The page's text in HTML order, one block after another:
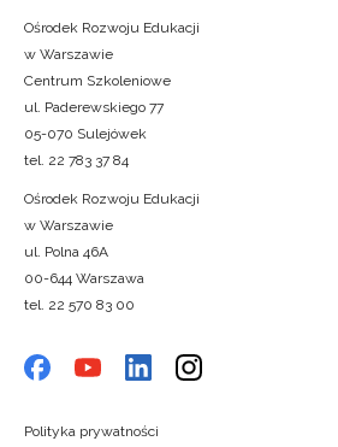
Ośrodek Rozwoju Edukacji
w Warszawie
Centrum Szkoleniowe
ul. Paderewskiego 77
05-070 Sulejówek
tel. 22 783 37 84
Ośrodek Rozwoju Edukacji
w Warszawie
ul. Polna 46A
00-644 Warszawa
tel. 22 570 83 00
Polityka prywatności